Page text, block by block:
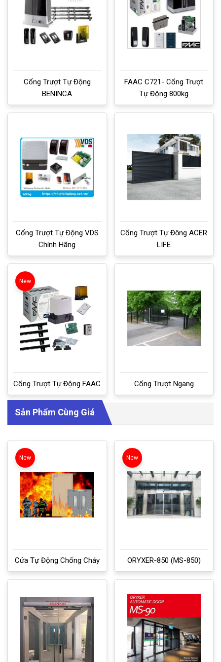
Cổng Trượt Tự Động
BENINCA
FAAC C721- Cổng Trượt
Tự Động 800kg
Cổng Trượt Tự Động VDS
Chính Hãng
Cổng Trượt Tự Động ACER
LIFE
New
Cổng Trượt Tự Động FAAC Cổng Trượt Ngang
Sản Phẩm Cùng Giá
New
Cửa Tự Động Chống Cháy
New
ORYXER-850 (MS-850)